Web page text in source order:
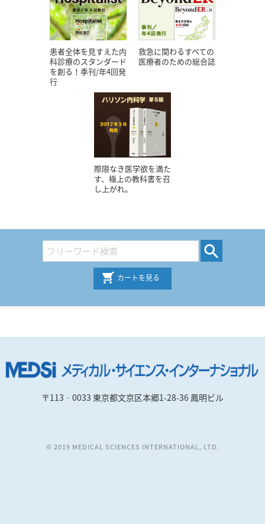
患者全体を見すえた内
科診療のスタンダード
を創る！季刊/年4回発
行
救急に関わるすべての
医療者のための総合誌
際限なき医学欲を満た
す、極上の教科書を召
し上がれ。
カートを見る
〒113‐0033 東京都文京区本郷1-28-36 鳳明ビル
© 2019 MEDICAL SCIENCES INTERNATIONAL, LTD.